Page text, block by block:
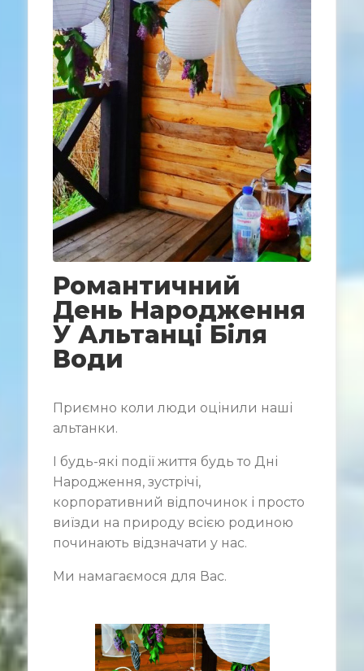
Романтичний
День Народження
У Альтанці Біля
Води
Приємно коли люди оцінили наші
альтанки.
І будь-які події життя будь то Дні
Народження, зустрічі,
корпоративний відпочинок і просто
виїзди на природу всією родиною
починають відзначати у нас.
Ми намагаємося для Вас.